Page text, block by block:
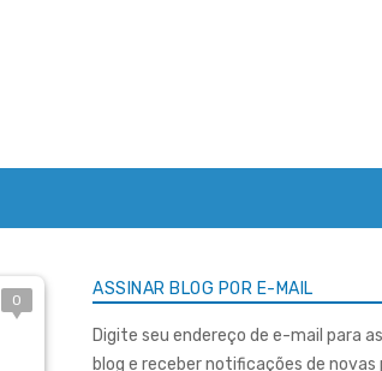
0
ASSINAR BLOG POR E-MAIL
Digite seu endereço de e-mail para
blog e receber notificações de novas